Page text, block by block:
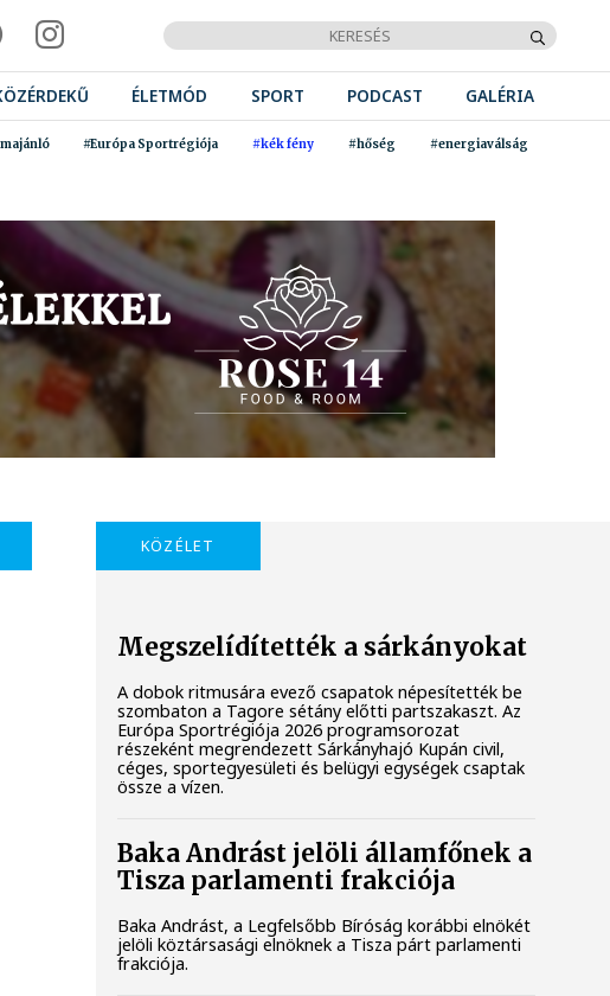
ÉLETMÓD SPORT PODCAST GALÉRIA
#Európa Sportrégiója #kék fény #hőség #energiaválság
KÖZÉLET
Megszelídítették a sárkányokat
A dobok ritmusára evező csapatok népesítették be
szombaton a Tagore sétány előtti partszakaszt. Az
Európa Sportrégiója 2026 programsorozat
részeként megrendezett Sárkányhajó Kupán civil,
céges, sportegyesületi és belügyi egységek csaptak
össze a vízen.
Baka Andrást jelöli államfőnek a
Tisza parlamenti frakciója
Baka Andrást, a Legfelsőbb Bíróság korábbi elnökét
jelöli köztársasági elnöknek a Tisza párt parlamenti
frakciója.